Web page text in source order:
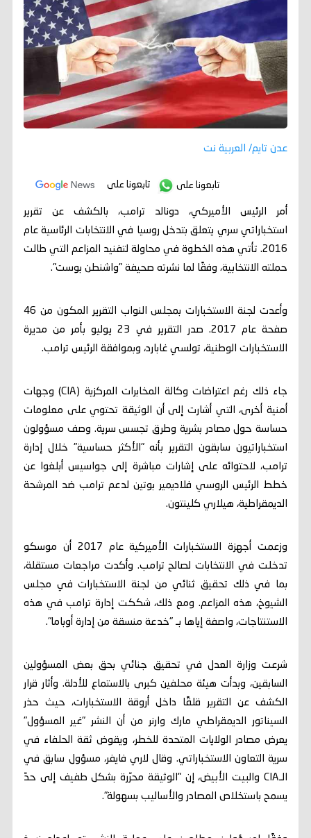
عدن تايم/ العربية نت
تابعونا على تابعونا على
أمر الرئيس الأميركي، دونالد ترامب، بالكشف عن تقرير
استخباراتي سري يتعلق بتدخل روسيا في الانتخابات الرئاسية عام
2016. تأتي هذه الخطوة في محاولة لتفنيد المزاعم التي طالت
حملته الانتخابية، وفقًا لما نشرته صحيفة "واشنطن بوست".
وأعدت لجنة الاستخبارات بمجلس النواب التقرير المكون من 46
صفحة عام 2017. صدر التقرير في 23 يوليو بأمر من مديرة
الاستخبارات الوطنية، تولسي غابارد، وبموافقة الرئيس ترامب.
جاء ذلك رغم اعتراضات وكالة المخابرات المركزية (CIA) وجهات
أمنية أخرى، التي أشارت إلى أن الوثيقة تحتوي على معلومات
حساسة حول مصادر بشرية وطرق تجسس سرية. وصف مسؤولون
استخباراتيون سابقون التقرير بأنه "الأكثر حساسية" خلال إدارة
ترامب، لاحتوائه على إشارات مباشرة إلى جواسيس أبلغوا عن
خطط الرئيس الروسي فلاديمير بوتين لدعم ترامب ضد المرشحة
الديمقراطية، هيلاري كلينتون.
وزعمت أجهزة الاستخبارات الأميركية عام 2017 أن موسكو
تدخلت في الانتخابات لصالح ترامب. وأكدت مراجعات مستقلة،
بما في ذلك تحقيق ثنائي من لجنة الاستخبارات في مجلس
الشيوخ، هذه المزاعم. ومع ذلك، شككت إدارة ترامب في هذه
الاستنتاجات، واصفة إياها بـ "خدعة منسقة من إدارة أوباما".
شرعت وزارة العدل في تحقيق جنائي بحق بعض المسؤولين
السابقين، وبدأت هيئة محلفين كبرى بالاستماع للأدلة. وأثار قرار
الكشف عن التقرير قلقًا داخل أروقة الاستخبارات، حيث حذر
السيناتور الديمقراطي مارك وارنر من أن النشر "غير المسؤول"
يعرض مصادر الولايات المتحدة للخطر، ويقوض ثقة الحلفاء في
سرية التعاون الاستخباراتي. وقال لاري فايفر، مسؤول سابق في
الـCIA والبيت الأبيض، إن "الوثيقة محرّرة بشكل طفيف إلى حدّ
يسمح باستخلاص المصادر والأساليب بسهولة".